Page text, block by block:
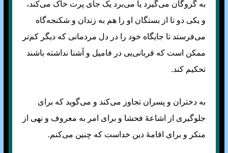
به گروگان می‌گیرد یا می‌برد یک جای پرت خاک می‌کند،
و یکی دو تا از بستگان او را هم به زندان و شکنجه‌گاه
می‌فرستد تا جایگاه خود را در دل مردمانی که دیگر کم‌تر
ممکن است که قربانی‌یی در فامیل و آشنا نداشته باشند
تحکیم کند.
به دختران و پسران تجاوز می‌کند و می‌گوید که برای
جلوگیری از اشاعهٔ فحشا و برای امر به معروف و نهی از
منکر و برای اقامهٔ دین خداست که چنین می‌کنم.